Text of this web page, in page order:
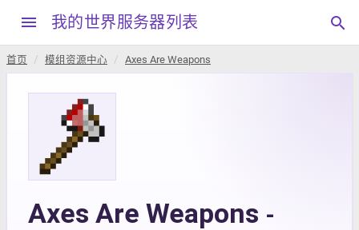
menu 我的世界服务器列表 search
首页 模组资源中心 Axes Are Weapons
Axes Are Weapons -